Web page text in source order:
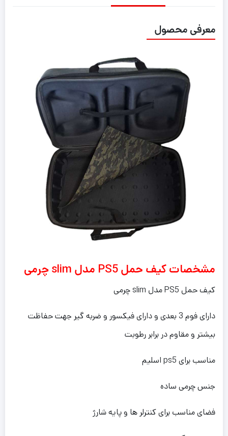
معرفی محصول
مشخصات کیف حمل PS5 مدل slim چرمی
کیف حمل PS5 مدل slim چرمی
دارای فوم 3 بعدی و دارای فیکسور و ضربه گیر جهت حفاظت
بیشتر و مقاوم در برابر رطوبت
مناسب برای ps5 اسلیم
جنس چرمی ساده
فضای مناسب برای کنترلر ها و پایه شارژ